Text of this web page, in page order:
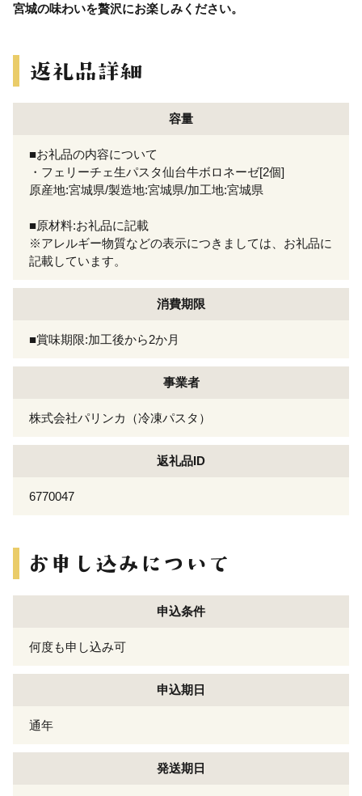
宮城の味わいを贅沢にお楽しみください。
容量
■お礼品の内容について
・フェリーチェ生パスタ仙台牛ボロネーゼ[2個]
原産地:宮城県/製造地:宮城県/加工地:宮城県
■原材料:お礼品に記載
※アレルギー物質などの表示につきましては、お礼品に
記載しています。
消費期限
■賞味期限:加工後から2か月
事業者
株式会社パリンカ（冷凍パスタ）
返礼品ID
6770047
申込条件
何度も申し込み可
申込期日
通年
発送期日